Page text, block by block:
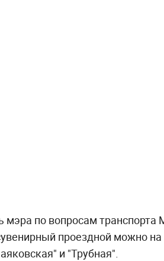
мэра по вопросам транспорта
проездной можно
и "Трубная".